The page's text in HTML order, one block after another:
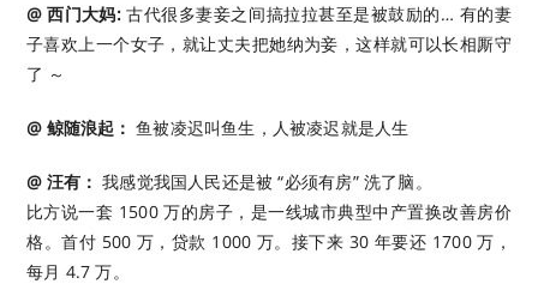
@ 西门大妈:古代很多妻妾之间搞拉拉甚至是被鼓励的… 有的妻
子喜欢上一个女子，就让丈夫把她纳为妾，这样就可以长相厮守
了 ～
@ 鲸随浪起： 鱼被凌迟叫鱼生，人被凌迟就是人生 ​​​
@ 汪有： 我感觉我国人民还是被 “必须有房” 洗了脑。
比方说一套 1500 万的房子，是一线城市典型中产置换改善房价
格。首付 500 万，贷款 1000 万。接下来 30 年要还 1700 万，
每月 4.7 万。